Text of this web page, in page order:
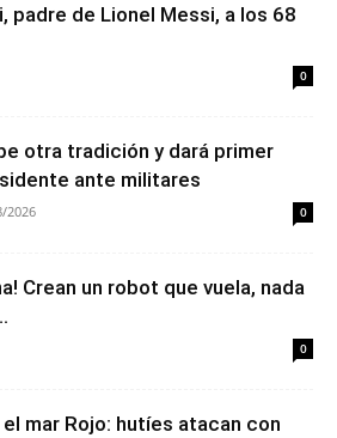
padre de Lionel Messi, a los 68
0
otra tradición y dará primer
ante militares
2026 0
Crean un robot que vuela, nada
0
mar Rojo: hutíes atacan con